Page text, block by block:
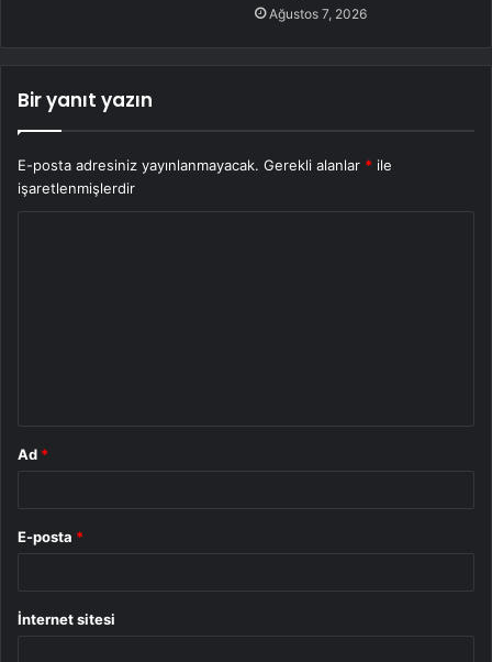
Ağustos 7, 2026
Bir yanıt yazın
E-posta adresiniz yayınlanmayacak. Gerekli alanlar * ile
işaretlenmişlerdir
Ad *
E-posta *
İnternet sitesi